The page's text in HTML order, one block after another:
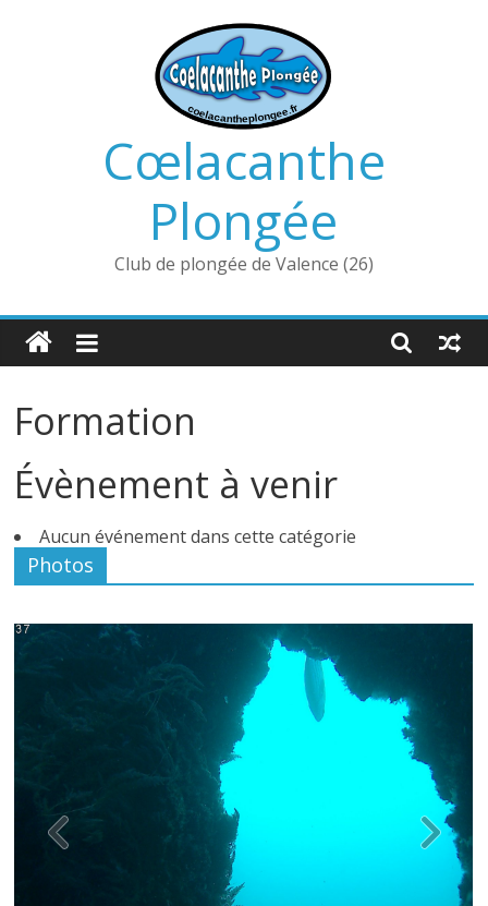
Cœlacanthe
Plongée
Club de plongée de Valence (26)
Formation
Évènement à venir
Aucun événement dans cette catégorie
Photos